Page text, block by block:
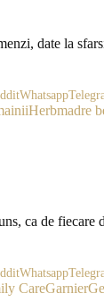
date la
Whatsapp
iHerbmadre
ca de
Whatsapp
CareGarnier